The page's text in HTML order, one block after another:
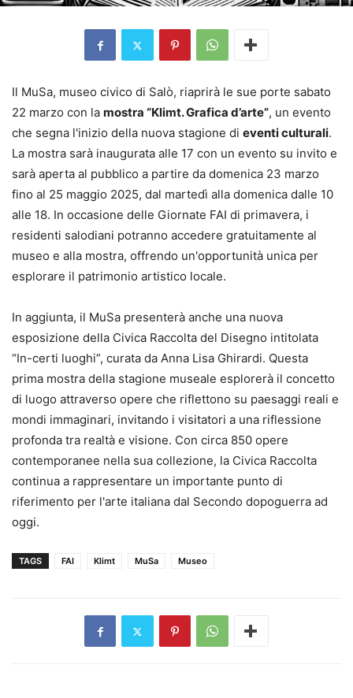
Il MuSa, museo civico di Salò, riaprirà le sue porte sabato
22 marzo con la mostra “Klimt. Grafica d’arte”, un evento
che segna l'inizio della nuova stagione di eventi culturali.
La mostra sarà inaugurata alle 17 con un evento su invito e
sarà aperta al pubblico a partire da domenica 23 marzo
fino al 25 maggio 2025, dal martedì alla domenica dalle 10
alle 18. In occasione delle Giornate FAI di primavera, i
residenti salodiani potranno accedere gratuitamente al
museo e alla mostra, offrendo un'opportunità unica per
esplorare il patrimonio artistico locale.
In aggiunta, il MuSa presenterà anche una nuova
esposizione della Civica Raccolta del Disegno intitolata
“In-certi luoghi”, curata da Anna Lisa Ghirardi. Questa
prima mostra della stagione museale esplorerà il concetto
di luogo attraverso opere che riflettono su paesaggi reali e
mondi immaginari, invitando i visitatori a una riflessione
profonda tra realtà e visione. Con circa 850 opere
contemporanee nella sua collezione, la Civica Raccolta
continua a rappresentare un importante punto di
riferimento per l'arte italiana dal Secondo dopoguerra ad
oggi.
TAGS FAI Klimt MuSa Museo